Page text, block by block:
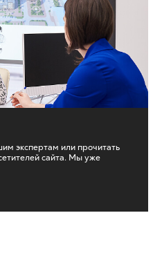
экспертам или прочитать
сайта. Мы уже